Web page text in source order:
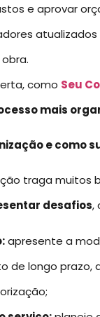
e aprovar
atualizados
como Seu
mais
e como
traga muitos
desafios,
apresente a
de longo prazo,